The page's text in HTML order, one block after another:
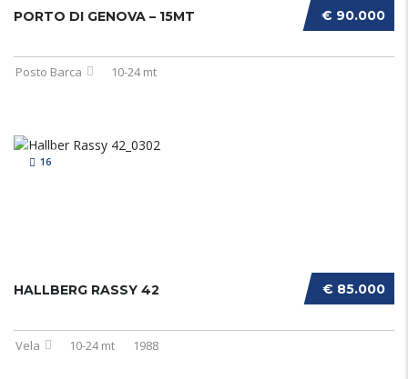
€ 90.000
PORTO DI GENOVA – 15MT
Posto Barca 10-24 mt
16
€ 85.000
HALLBERG RASSY 42
Vela 10-24 mt 1988